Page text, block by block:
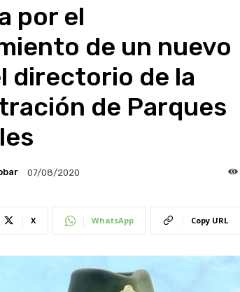
por el
de un nuevo
directorio de la
de Parques
07/08/2020
X WhatsApp Copy URL